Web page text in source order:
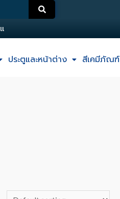
ด
ประตูและหน้าต่าง สีเคมีภัณฑ์